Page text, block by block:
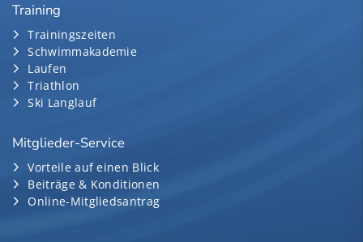
Training
Trainingszeiten
Schwimmakademie
Laufen
Triathlon
Ski Langlauf
Mitglieder-Service
Vorteile auf einen Blick
Beiträge & Konditionen
Online-Mitgliedsantrag